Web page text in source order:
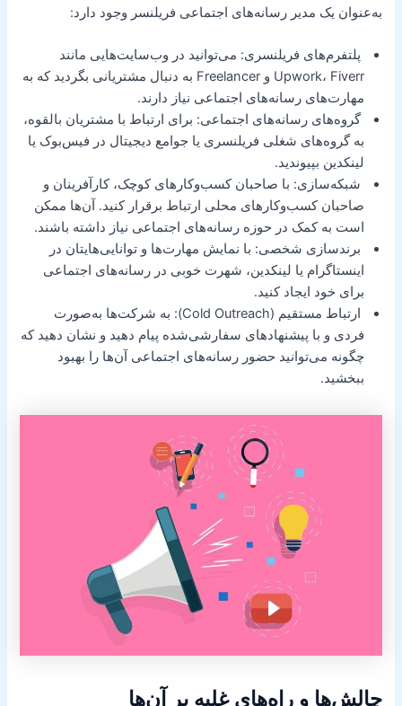
به‌عنوان یک مدیر رسانه‌های اجتماعی فریلنسر وجود دارد:
پلتفرم‌های فریلنسری: می‌توانید در وب‌سایت‌هایی مانند
Upwork، Fiverr و Freelancer به دنبال مشتریانی بگردید که به
مهارت‌های رسانه‌های اجتماعی نیاز دارند.
گروه‌های رسانه‌های اجتماعی: برای ارتباط با مشتریان بالقوه،
به گروه‌های شغلی فریلنسری یا جوامع دیجیتال در فیس‌بوک یا
لینکدین بپیوندید.
شبکه‌سازی: با صاحبان کسب‌وکارهای کوچک، کارآفرینان و
صاحبان کسب‌وکارهای محلی ارتباط برقرار کنید. آن‌ها ممکن
است به کمک در حوزه رسانه‌های اجتماعی نیاز داشته باشند.
برندسازی شخصی: با نمایش مهارت‌ها و توانایی‌هایتان در
اینستاگرام یا لینکدین، شهرت خوبی در رسانه‌های اجتماعی
برای خود ایجاد کنید.
ارتباط مستقیم (Cold Outreach): به شرکت‌ها به‌صورت
فردی و با پیشنهادهای سفارشی‌شده پیام دهید و نشان دهید که
چگونه می‌توانید حضور رسانه‌های اجتماعی آن‌ها را بهبود
ببخشید.
چالش‌ها و راه‌های غلبه بر آن‌ها